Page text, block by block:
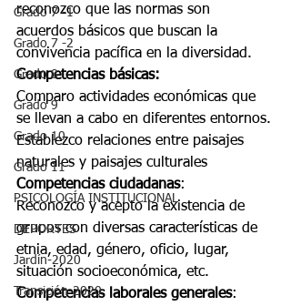
Grado 7 -1
Grado 7 -2
Grado 8
Grado 9
Grado 10
Grado 11
PSICOLOGÍA INSTITUCIONAL
DEPORTES
Jardín-2020
Transición-2020
reconozco que las normas son
acuerdos básicos que buscan la
convivencia pacífica en la diversidad.
Competencias básicas:
Comparo actividades económicas que
se llevan a cabo en diferentes entornos.
Establezco relaciones entre paisajes
naturales y paisajes culturales
Competencias ciudadanas:
Reconozco y acepto la existencia de
grupos con diversas características de
etnia, edad, género, oficio, lugar,
situación socioeconómica, etc.
Competencias laborales generales: